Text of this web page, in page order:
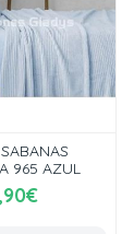
965 AZUL